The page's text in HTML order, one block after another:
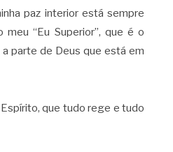
paz interior está sempre
“Eu Superior”, que é o
parte de Deus que está em
que tudo rege e tudo